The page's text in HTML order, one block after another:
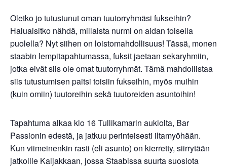
Oletko jo tutustunut oman tuutorryhmäsi fukseihin?
Haluaisitko nähdä, millaista nurmi on aidan toisella
puolella? Nyt siihen on loistomahdollisuus! Tässä, monen
staabin lempitapahtumassa, fuksit jaetaan sekaryhmiin,
jotka eivät siis ole omat tuutorryhmät. Tämä mahdollistaa
siis tutustumisen paitsi toisiin fukseihin, myös muihin
(kuin omiin) tuutoreihin sekä tuutoreiden asuntoihin!
Tapahtuma alkaa klo 16 Tullikamarin aukiolta, Bar
Passionin edestä, ja jatkuu perinteisesti iltamyöhään.
Kun viimeinenkin rasti (eli asunto) on kierretty, siirrytään
jatkoille Kaijakkaan, jossa Staabissa suurta suosiota